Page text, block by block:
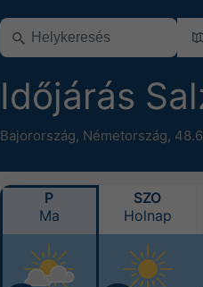
Időjárás
Bajorország, Németország,
P
Ma
SZO
Holnap